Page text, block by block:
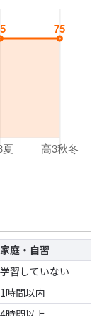
家庭・自習
学習していない
1時間以内